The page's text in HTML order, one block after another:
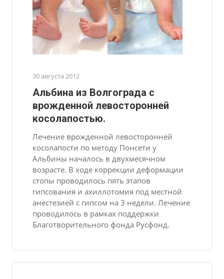
30 августа 2012
Альбина из Волгограда с
врожденной левосторонней
косолапостью.
Лечение врожденной левосторонней
косолапости по методу Понсети у
Альбины началось в двухмесячном
возрасте. В ходе коррекции деформации
стопы проводилось пять этапов
гипсования и ахиллотомия под местной
анестезией с гипсом на 3 недели. Лечение
проводилось в рамках поддержки
Благотворительного фонда Русфонд.